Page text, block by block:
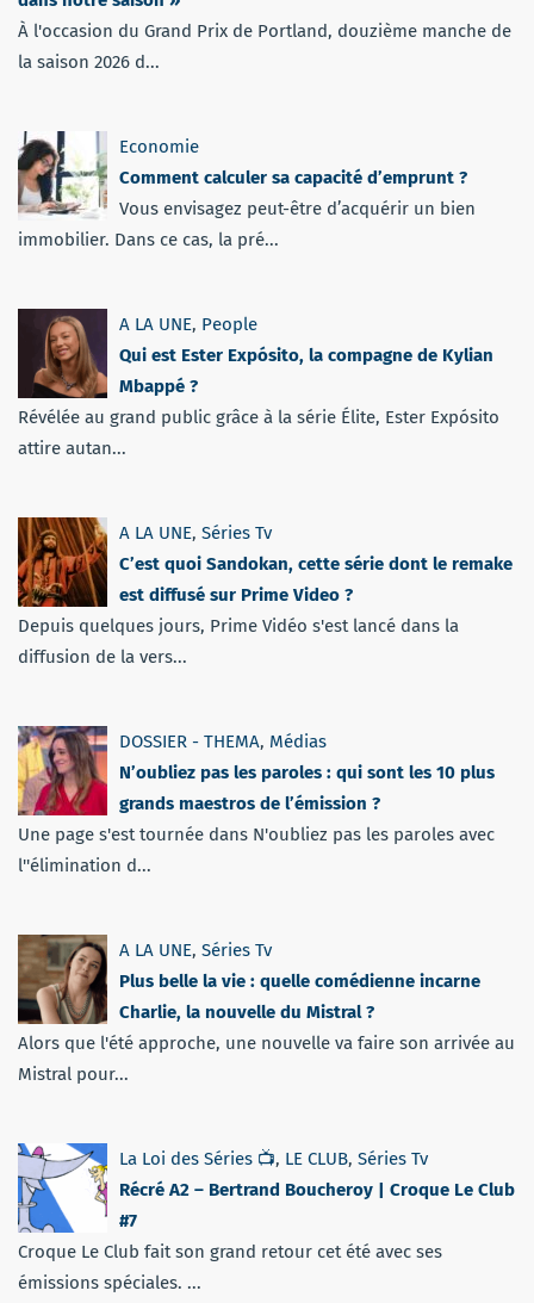
À l'occasion du Grand Prix de Portland, douzième manche de
la saison 2026 d...
Economie
Comment calculer sa capacité d’emprunt ?
Vous envisagez peut-être d’acquérir un bien
immobilier. Dans ce cas, la pré...
A LA UNE, People
Qui est Ester Expósito, la compagne de Kylian
Mbappé ?
Révélée au grand public grâce à la série Élite, Ester Expósito
attire autan...
A LA UNE, Séries Tv
C’est quoi Sandokan, cette série dont le remake
est diffusé sur Prime Video ?
Depuis quelques jours, Prime Vidéo s'est lancé dans la
diffusion de la vers...
DOSSIER - THEMA, Médias
N’oubliez pas les paroles : qui sont les 10 plus
grands maestros de l’émission ?
Une page s'est tournée dans N'oubliez pas les paroles avec
l''élimination d...
A LA UNE, Séries Tv
Plus belle la vie : quelle comédienne incarne
Charlie, la nouvelle du Mistral ?
Alors que l'été approche, une nouvelle va faire son arrivée au
Mistral pour...
La Loi des Séries 📺, LE CLUB, Séries Tv
Récré A2 – Bertrand Boucheroy | Croque Le Club
#7
Croque Le Club fait son grand retour cet été avec ses
émissions spéciales. ...